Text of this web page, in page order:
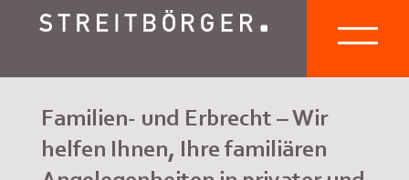
Familien- und Erbrecht – Wir
helfen Ihnen, Ihre familiären